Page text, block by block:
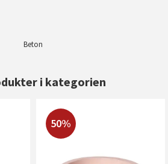
Beton
i kategorien
50%